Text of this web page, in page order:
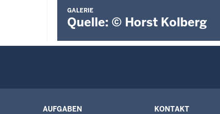
GALERIE
Quelle: © Horst Kolberg
AUFGABEN KONTAKT